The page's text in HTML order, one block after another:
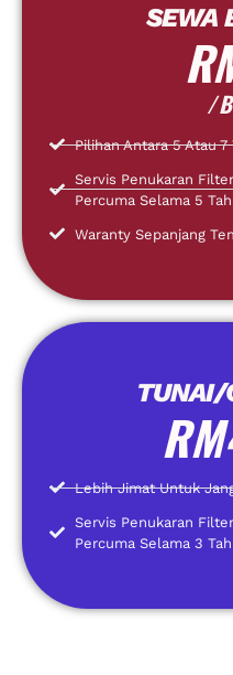
SEWA
/
Pilihan Antara 5 Atau 7
Servis Penukaran
Percuma Selama 5
Waranty Sepanjang
TUNAI/
Lebih Jimat Untuk
Servis Penukaran
Percuma Selama 3